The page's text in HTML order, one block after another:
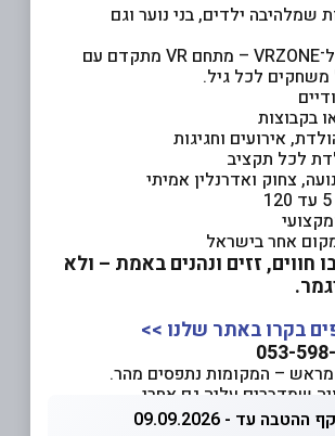
שמלהיבה ילדים, בני נוער וגם
ברוכים הבאים ל־VRZONE – מתחם VR מתקדם עם
לכל גיל.
בקבוצות
אירועים וחגיגות
לכל תקציב
צחוק ואדרנלין אמיתי
אחר בישראל
חווים, זזים ונהנים באמת – ולא
בקרו באתר שלנו >>
מראש – המקומות נתפסים מהר.
ההטבה עד - 09.09.2026